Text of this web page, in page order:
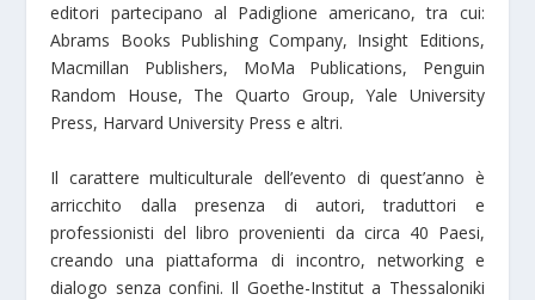
editori partecipano al Padiglione americano, tra cui:
Abrams Books Publishing Company, Insight Editions,
Macmillan Publishers, MoMa Publications, Penguin
Random House, The Quarto Group, Yale University
Press, Harvard University Press e altri.
Il carattere multiculturale dell’evento di quest’anno è
arricchito dalla presenza di autori, traduttori e
professionisti del libro provenienti da circa 40 Paesi,
creando una piattaforma di incontro, networking e
dialogo senza confini. Il Goethe-Institut a Thessaloniki